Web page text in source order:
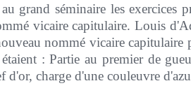
grand séminaire les exercices
vicaire capitulaire. Louis
nommé vicaire capitulaire
: Partie au premier de
d'or, charge d'une couleuvre